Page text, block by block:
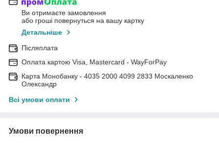
Ви отримаєте замовлення
або гроші повернуться на вашу картку
Детальніше
Післяплата
Оплата картою Visa, Mastercard - WayForPay
Карта Монобанку - 4035 2000 4099 2833 Москаленко
Олександр
Всі умови оплати
Умови повернення